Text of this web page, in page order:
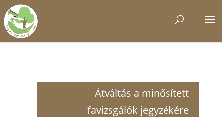
Átváltás a minősített
favizsgálók jegyzékére